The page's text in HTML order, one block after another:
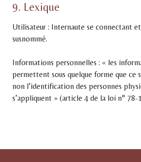
9. Lexique
Utilisateur : Internaute se connectant
susnommé.
Informations personnelles : « les
permettent sous quelque forme que ce
non l’identification des personnes
s’appliquent » (article 4 de la loi n° 78-